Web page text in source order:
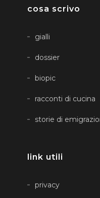
cosa scrivo
gialli
dossier
biopic
racconti di cucina
storie di
link utili
privacy